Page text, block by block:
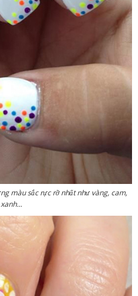
màu sắc rực rỡ nhất như vàng, cam,